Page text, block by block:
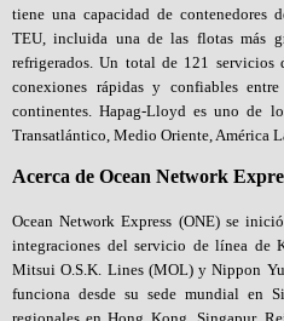
tiene una capacidad de contenedores
TEU, incluida una de las flotas más
refrigerados. Un total de 121 servicios
conexiones rápidas y confiables
continentes. Hapag-Lloyd es uno de
Transatlántico, Medio Oriente, América
Acerca de Ocean Network
Ocean Network Express (ONE) se
integraciones del servicio de línea de
Mitsui O.S.K. Lines (MOL) y Nippon
funciona desde su sede mundial en